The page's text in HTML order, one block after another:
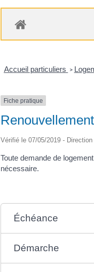
Accueil particuliers >
Fiche pratique
Vérifié le 07/05/2019 -
Toute demande de
nécessaire.
Échéance
Démarche